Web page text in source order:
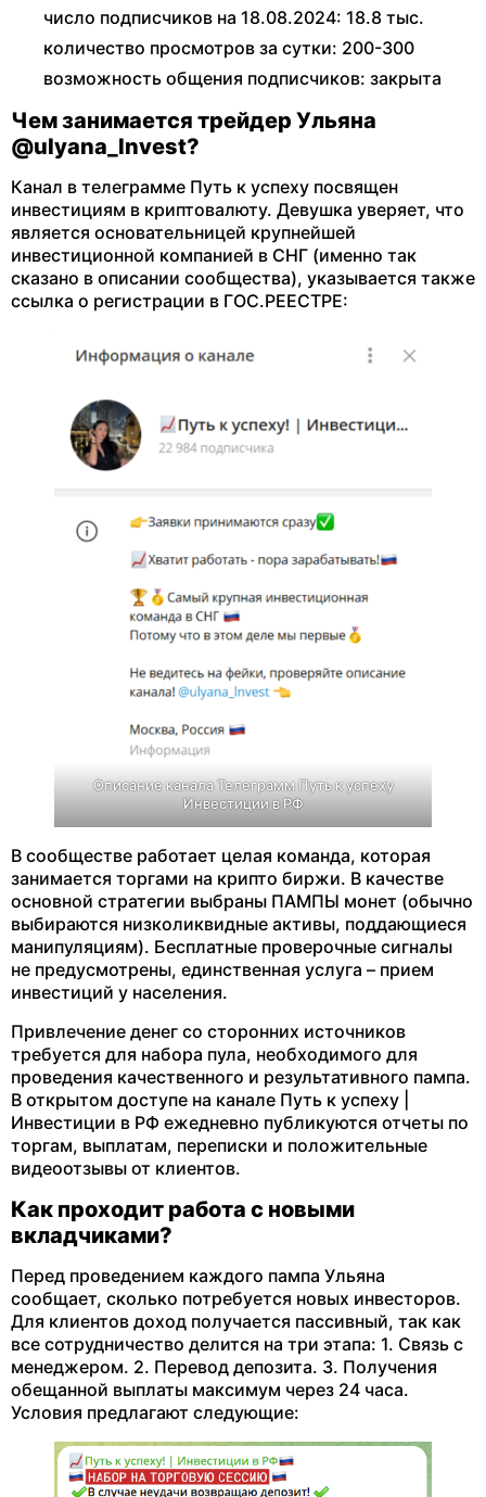
число подписчиков на 18.08.2024: 18.8 тыс.
количество просмотров за сутки: 200-300
возможность общения подписчиков: закрыта
Чем занимается трейдер Ульяна
@uIyana_lnvest?
Канал в телеграмме Путь к успеху посвящен
инвестициям в криптовалюту. Девушка уверяет, что
является основательницей крупнейшей
инвестиционной компанией в СНГ (именно так
сказано в описании сообщества), указывается также
ссылка о регистрации в ГОС.РЕЕСТРЕ:
Описание канала Телеграмм Путь к успеху
Инвестиции в РФ
В сообществе работает целая команда, которая
занимается торгами на крипто биржи. В качестве
основной стратегии выбраны ПАМПЫ монет (обычно
выбираются низколиквидные активы, поддающиеся
манипуляциям). Бесплатные проверочные сигналы
не предусмотрены, единственная услуга – прием
инвестиций у населения.
Привлечение денег со сторонних источников
требуется для набора пула, необходимого для
проведения качественного и результативного пампа.
В открытом доступе на канале Путь к успеху |
Инвестиции в РФ ежедневно публикуются отчеты по
торгам, выплатам, переписки и положительные
видеоотзывы от клиентов.
Как проходит работа с новыми
вкладчиками?
Перед проведением каждого пампа Ульяна
сообщает, сколько потребуется новых инвесторов.
Для клиентов доход получается пассивный, так как
все сотрудничество делится на три этапа: 1. Связь с
менеджером. 2. Перевод депозита. 3. Получения
обещанной выплаты максимум через 24 часа.
Условия предлагают следующие: